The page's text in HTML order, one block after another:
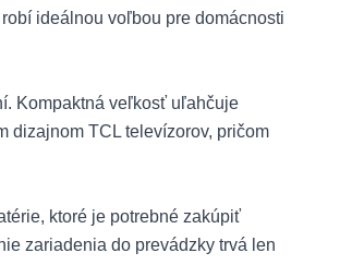
ideálnou voľbou pre domácnosti
Kompaktná veľkosť uľahčuje
dizajnom TCL televízorov, pričom
ktoré je potrebné zakúpiť
zariadenia do prevádzky trvá len